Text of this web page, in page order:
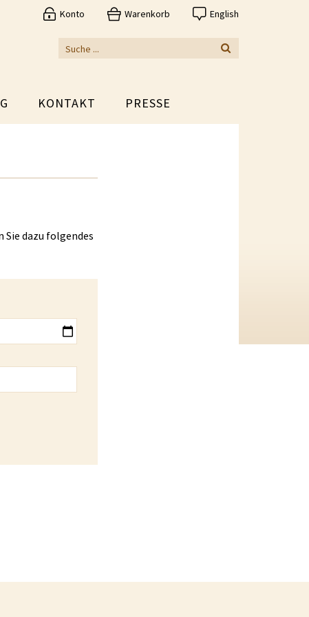
Konto Warenkorb English
KONTAKT PRESSE
dazu folgendes